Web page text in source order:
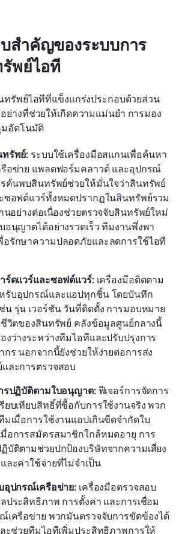
สำคัญของระบบการ
พย์ไอที
ทรัพย์ไอทีที่แข็งแกร่งประกอบด้วยส่วน
ย่างที่ช่วยให้เกิดความแม่นยำ การมอง
มอัตโนมัติ
รัพย์: ระบบใช้เครื่องมือสแกนเพื่อค้นหา
อข่าย แพลตฟอร์มคลาวด์ และอุปกรณ์
ค้นพบสินทรัพย์ช่วยให้มั่นใจว่าสินทรัพย์
ซอฟต์แวร์ทั้งหมดปรากฏในสินทรัพย์รวม
นอย่างต่อเนื่องช่วยตรวจจับสินทรัพย์ใหม่
อนุญาตได้อย่างรวดเร็ว ทีมงานพึ่งพา
รักษาความปลอดภัยและลดการใช้ไอที
ร์ดแวร์และซอฟต์แวร์: เครื่องมือติดตาม
รับอุปกรณ์และแอปทุกชิ้น โดยบันทึก
รุ่น เวอร์ชัน วันที่ติดตั้ง การมอบหมาย
วิตของสินทรัพย์ คลังข้อมูลศูนย์กลางนี้
งว่างระหว่างทีมไอทีและปรับปรุงการ
กร นอกจากนี้ยังช่วยให้ง่ายต่อการส่ง
ละการตรวจสอบ
รปฏิบัติตามใบอนุญาต: ฟีเจอร์การจัดการ
ยบเทียบสิทธิ์ที่ซื้อกับการใช้งานจริง พวก
มเมื่อการใช้งานแอปเกินขีดจำกัดใบ
อการสมัครสมาชิกใกล้หมดอายุ การ
บัติตามช่วยปกป้องบริษัทจากความเสี่ยง
ละค่าใช้จ่ายที่ไม่จำเป็น
อุปกรณ์เครือข่าย: เครื่องมือตรวจสอบ
ประสิทธิภาพ การตั้งค่า และการเชื่อม
เครือข่าย พวกมันตรวจจับการขัดข้องได้
ะช่วยทีมไอทีเพิ่มประสิทธิภาพการให้